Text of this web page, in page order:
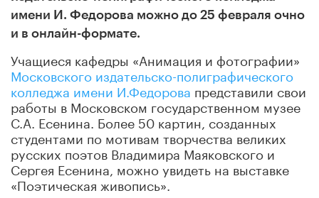
имени И. Федорова можно до 25 февраля очно
и в онлайн-формате.
Учащиеся кафедры «Анимация и фотографии»
Московского издательско-полиграфического
колледжа имени И.Федорова представили свои
работы в Московском государственном музее
С.А. Есенина. Более 50 картин, созданных
студентами по мотивам творчества великих
русских поэтов Владимира Маяковского и
Сергея Есенина, можно увидеть на выставке
«Поэтическая живопись».